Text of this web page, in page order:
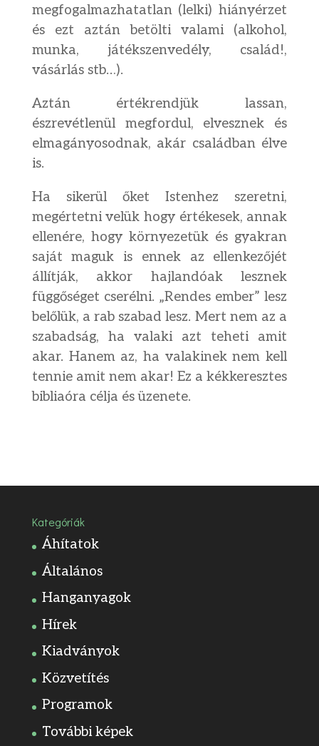
megfogalmazhatatlan (lelki) hiányérzet
és ezt aztán betölti valami (alkohol,
munka, játékszenvedély, család!,
vásárlás stb…).
Aztán értékrendjük lassan,
észrevétlenül megfordul, elvesznek és
elmagányosodnak, akár családban élve
is.
Ha sikerül őket Istenhez szeretni,
megértetni velük hogy értékesek, annak
ellenére, hogy környezetük és gyakran
saját maguk is ennek az ellenkezőjét
állítják, akkor hajlandóak lesznek
függőséget cserélni. „Rendes ember” lesz
belőlük, a rab szabad lesz. Mert nem az a
szabadság, ha valaki azt teheti amit
akar. Hanem az, ha valakinek nem kell
tennie amit nem akar! Ez a kékkeresztes
bibliaóra célja és üzenete.
Kategóriák
Áhítatok
Általános
Hanganyagok
Hírek
Kiadványok
Közvetítés
Programok
További képek